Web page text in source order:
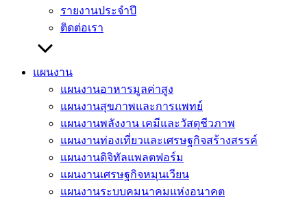
รายงานประจำปี
ติดต่อเรา
แผนงาน
แผนงานอาหารมูลค่าสูง
แผนงานสุขภาพและการแพทย์
แผนงานพลังงาน เคมีและวัสดุชีวภาพ
แผนงานท่องเที่ยวและเศรษฐกิจสร้างสรรค์
แผนงานดิจิทัลแพลตฟอร์ม
แผนงานเศรษฐกิจหมุนเวียน
แผนงานระบบคมนาคมแห่งอนาคต